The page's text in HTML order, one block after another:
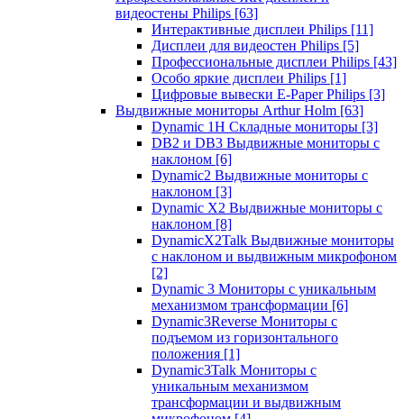
видеостены Philips [63]
Интерактивные дисплеи Philips [11]
Дисплеи для видеостен Philips [5]
Профессиональные дисплеи Philips [43]
Особо яркие дисплеи Philips [1]
Цифровые вывески E-Paper Philips [3]
Выдвижные мониторы Arthur Holm [63]
Dynamic 1Н Складные мониторы [3]
DB2 и DB3 Выдвижные мониторы с
наклоном [6]
Dynamic2 Выдвижные мониторы с
наклоном [3]
Dynamic X2 Выдвижные мониторы с
наклоном [8]
DynamicX2Talk Выдвижные мониторы
с наклоном и выдвижным микрофоном
[2]
Dynamic 3 Мониторы с уникальным
механизмом трансформации [6]
Dynamic3Reverse Мониторы с
подъемом из горизонтального
положения [1]
Dynamic3Talk Мониторы с
уникальным механизмом
трансформации и выдвижным